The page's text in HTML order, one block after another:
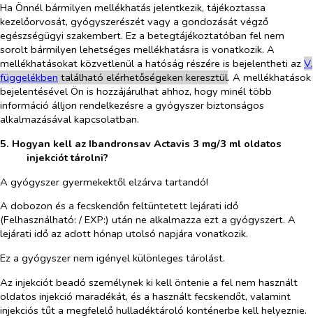
Ha Önnél bármilyen mellékhatás jelentkezik, tájékoztassa
kezelőorvosát, gyógyszerészét vagy a gondozását végző
egészségügyi szakembert. Ez a betegtájékoztatóban fel nem
sorolt bármilyen lehetséges mellékhatásra is vonatkozik. A
mellékhatásokat közvetlenül a hatóság részére is bejelentheti az V.
függelékben található elérhetőségeken keresztül. A mellékhatások
bejelentésével Ön is hozzájárulhat ahhoz, hogy minél több
információ álljon rendelkezésre a gyógyszer biztonságos
alkalmazásával kapcsolatban.
5. Hogyan kell az Ibandronsav Actavis 3 mg/3 ml oldatos
injekciót tárolni?
A gyógyszer gyermekektől elzárva tartandó!
A dobozon és a fecskendőn feltüntetett lejárati idő
(Felhasználható: / EXP:) után ne alkalmazza ezt a gyógyszert. A
lejárati idő az adott hónap utolsó napjára vonatkozik.
Ez a gyógyszer nem igényel különleges tárolást.
Az injekciót beadó személynek ki kell öntenie a fel nem használt
oldatos injekció maradékát, és a használt fecskendőt, valamint
injekciós tűt a megfelelő hulladéktároló konténerbe kell helyeznie.